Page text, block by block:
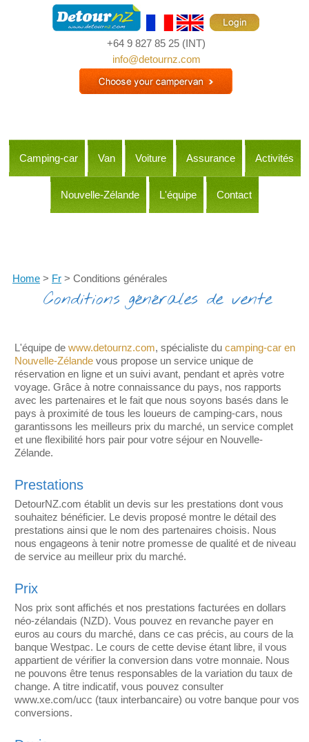
+64 9 827 85 25 (INT)
info@detournz.com
Camping-car Van Voiture Assurance Activités
Nouvelle-Zélande L'équipe Contact
Home > Fr > Conditions générales
Conditions générales de vente
L'équipe de www.detournz.com, spécialiste du camping-car en
Nouvelle-Zélande vous propose un service unique de
réservation en ligne et un suivi avant, pendant et après votre
voyage. Grâce à notre connaissance du pays, nos rapports
avec les partenaires et le fait que nous soyons basés dans le
pays à proximité de tous les loueurs de camping-cars, nous
garantissons les meilleurs prix du marché, un service complet
et une flexibilité hors pair pour votre séjour en Nouvelle-
Zélande.
Prestations
DetourNZ.com établit un devis sur les prestations dont vous
souhaitez bénéficier. Le devis proposé montre le détail des
prestations ainsi que le nom des partenaires choisis. Nous
nous engageons à tenir notre promesse de qualité et de niveau
de service au meilleur prix du marché.
Prix
Nos prix sont affichés et nos prestations facturées en dollars
néo-zélandais (NZD). Vous pouvez en revanche payer en
euros au cours du marché, dans ce cas précis, au cours de la
banque Westpac. Le cours de cette devise étant libre, il vous
appartient de vérifier la conversion dans votre monnaie. Nous
ne pouvons être tenus responsables de la variation du taux de
change. A titre indicatif, vous pouvez consulter
www.xe.com/ucc (taux interbancaire) ou votre banque pour vos
conversions.